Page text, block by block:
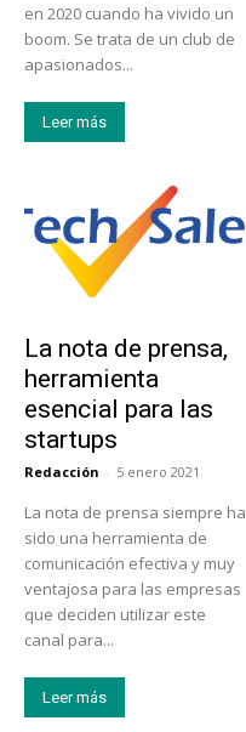
en 2020 cuando ha vivido un
boom. Se trata de un club de
apasionados...
Leer más
La nota de prensa,
herramienta
esencial para las
startups
Redacción - 5 enero 2021
La nota de prensa siempre ha
sido una herramienta de
comunicación efectiva y muy
ventajosa para las empresas
que deciden utilizar este
canal para...
Leer más